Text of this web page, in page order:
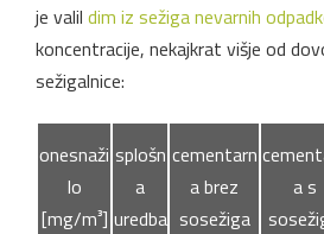
je valil dim iz sežiga nevarnih
koncentracije, nekajkrat višje od
sežigalnice:
onesnaži
lo
[mg/m³]
splošn
a
uredba
cementarn
a brez
sosežiga
a s